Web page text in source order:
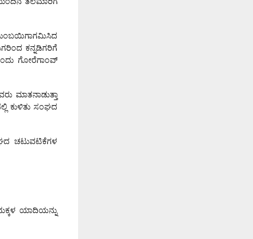
ಕನ್ನಡಿಗರಿಗೆ
ಗೋರೆಗಾಂವ್
ಮಾತನಾಡುತ್ತಾ
ಕುಳಿತು ಸಂಘದ
ಚಟುವಟಿಕೆಗಳ
ಯಾದಿಯನ್ನು